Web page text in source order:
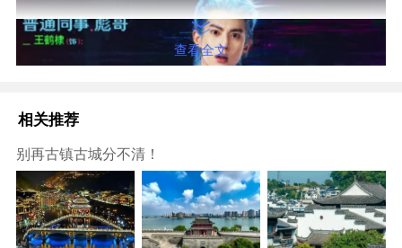
查看全文
相关推荐
别再古镇古城分不清！